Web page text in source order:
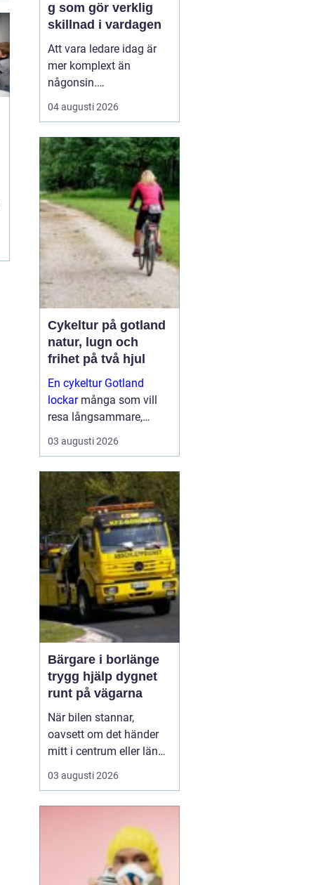
g som gör verklig
skillnad i vardagen
Att vara ledare idag är
mer komplext än
någonsin.
Förväntningarna är
höga, tempot är snabbt
snarare norm än
undantag. Mitt i allt
detta behöver ledaren
kunna skapa tr...
04 augusti 2026
Cykeltur på gotland
natur, lugn och
frihet på två hjul
En cykeltur Gotland
lockarmånga som vill
resa långsammare,
komma närmare naturen
och känna havsbrisen
Ön är platt, har relativt
lite trafik och bjuder på
allt från...
03 augusti 2026
Bärgare i borlänge
trygg hjälp dygnet
runt på vägarna
När bilen stannar,
oavsett om det händer
mitt i centrum eller längs
en mörk landsväg,
handlar allt plötsligt om
med omnejd spelar
lokala bärgningsföretag
en avgörande roll för
03 augusti 2026